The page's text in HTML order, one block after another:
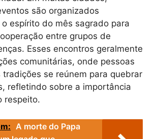
são organizados
espírito do mês sagrado para
entre grupos de
Esses encontros geralmente
comunitárias, onde pessoas
se reúnem para quebrar
refletindo sobre a importância
respeito.
A morte do Papa